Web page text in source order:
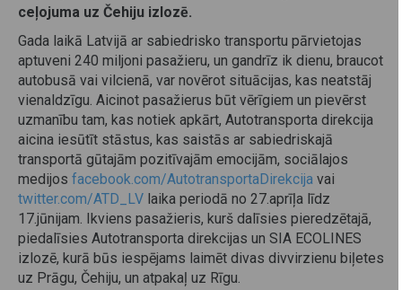
ceļojuma uz Čehiju izlozē.
Gada laikā Latvijā ar sabiedrisko transportu pārvietojas
aptuveni 240 miljoni pasažieru, un gandrīz ik dienu, braucot
autobusā vai vilcienā, var novērot situācijas, kas neatstāj
vienaldzīgu. Aicinot pasažierus būt vērīgiem un pievērst
uzmanību tam, kas notiek apkārt, Autotransporta direkcija
aicina iesūtīt stāstus, kas saistās ar sabiedriskajā
transportā gūtajām pozitīvajām emocijām, sociālajos
medijos facebook.com/AutotransportaDirekcija vai
twitter.com/ATD_LV laika periodā no 27.aprīļa līdz
17.jūnijam. Ikviens pasažieris, kurš dalīsies pieredzētajā,
piedalīsies Autotransporta direkcijas un SIA ECOLINES
izlozē, kurā būs iespējams laimēt divas divvirzienu biļetes
uz Prāgu, Čehiju, un atpakaļ uz Rīgu.